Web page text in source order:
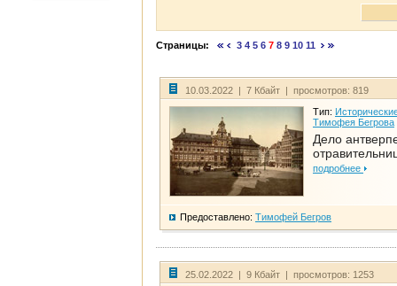
Страницы: 3 4 5 6 7 8 9 10 11
10.03.2022 | 7 Кбайт | просмотров: 819
Тип:
Тимофея Бегрова
Дело
подробнее
Предоставлено: Тимофей Бегров
25.02.2022 | 9 Кбайт | просмотров: 1253